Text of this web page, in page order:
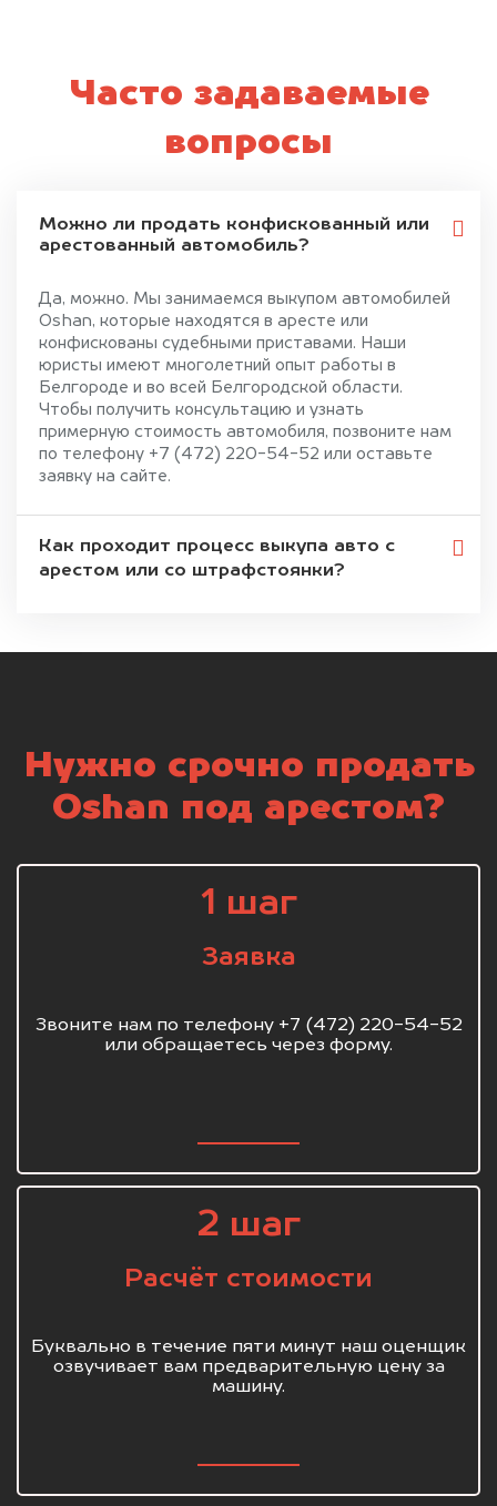
Часто задаваемые
вопросы
Можно ли продать конфискованный или
арестованный автомобиль?
Да, можно. Мы занимаемся выкупом автомобилей
Oshan, которые находятся в аресте или
конфискованы судебными приставами. Наши
юристы имеют многолетний опыт работы в
Белгороде и во всей Белгородской области.
Чтобы получить консультацию и узнать
примерную стоимость автомобиля, позвоните нам
по телефону +7 (472) 220-54-52 или оставьте
заявку на сайте.
Как проходит процесс выкупа авто с
арестом или со штрафстоянки?
Нужно срочно продать
Oshan под арестом?
1 шаг
Заявка
Звоните нам по телефону +7 (472) 220-54-52
или обращаетесь через форму.
2 шаг
Расчёт стоимости
Буквально в течение пяти минут наш оценщик
озвучивает вам предварительную цену за
машину.